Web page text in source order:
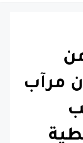
مرآب